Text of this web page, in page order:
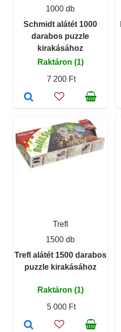
1000 db
Schmidt alátét 1000
darabos puzzle
kirakásához
Raktáron (1)
7 200 Ft
Trefl
1500 db
Trefl alátét 1500 darabos
puzzle kirakásához
Raktáron (1)
5 000 Ft